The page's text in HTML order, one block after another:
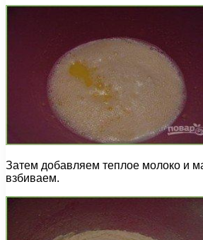
Затем добавляем теплое молоко и
взбиваем.